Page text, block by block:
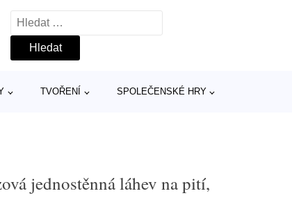
Vyhledávání
TVOŘENÍ SPOLEČENSKÉ HRY
jednostěnná láhev na pití,